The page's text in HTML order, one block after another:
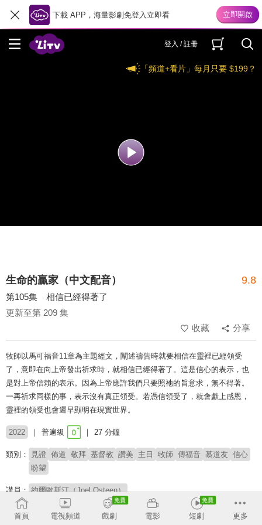
下載 APP，海量影劇免登入立即看
登入 / 註冊
「頻道+看片」每月只要 $199？
生命的贏家（中文配音） 9.8
第105集 相信已經得著了
更新至第 209 集
收藏
分享
牧師以馬可福音11章為主題經文，闡述禱告時就要相信在靈裡已經領受
了，意即在向上帝發出祈求時，就相信已經得著了。這是信心的表示，也
是對上帝信賴的表示。因為上帝應許我們只要照祂的旨意求，無不得著。
一再祈求同樣的事，表示沒有真正領受。若憑信領受了，就會獻上感恩，
靈裡的領受也會遲早顯明在現實世界。
2022 普遍級 27 分鐘
類別： 見證 佈道 敬拜 基督教 讚美 主日 牧師 傳福音 慕道友 信心
盼望
講員： 約爾歐斯汀（Joel Osteen）
# 鼓舞人心 # 核心信仰
首頁 電視頻道 戲劇 電影 短劇 更多